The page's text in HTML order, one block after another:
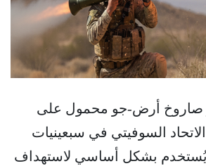
سام-7 هو صاروخ أرض-جو محمول على
السوفيتي في سبعينيات
بشكل أساسي لاستهداف